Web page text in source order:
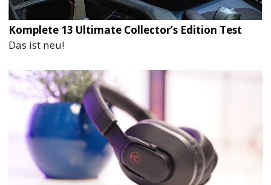
Komplete 13 Ultimate Collector’s Edition Test
Das ist neu!